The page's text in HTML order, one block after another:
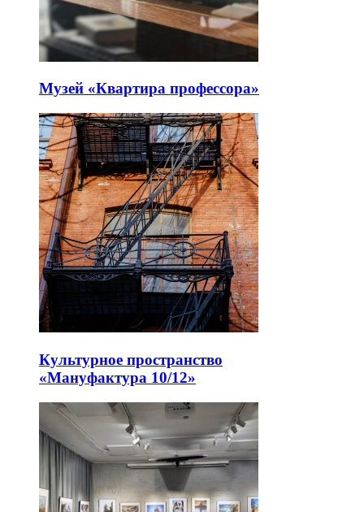
Музей «Квартира профессора»
Культурное пространство
«Мануфактура 10/12»